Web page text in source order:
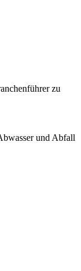
zu
und Abfall